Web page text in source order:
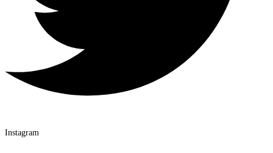
Instagram